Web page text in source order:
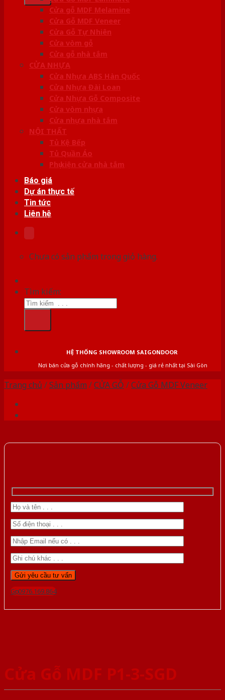
Cửa gỗ MDF Melamine
Cửa Gỗ MDF Veneer
Cửa Gỗ Tự Nhiên
Cửa vòm gỗ
Cửa gỗ nhà tắm
CỬA NHỰA
Cửa Nhựa ABS Hàn Quốc
Cửa Nhựa Đài Loan
Cửa Nhựa Gỗ Composite
Cửa vòm nhựa
Cửa nhựa nhà tắm
NỘI THẤT
Tủ Kệ Bếp
Tủ Quần Áo
Phụ kiện cửa nhà tắm
Báo giá
Dự án thực tế
Tin tức
Liên hệ
Chưa có sản phẩm trong giỏ hàng.
Tìm kiếm:
HỆ THỐNG SHOWROOM SAIGONDOOR
Nơi bán cửa gỗ chính hãng - chất lượng - giá rẻ nhất tại Sài Gòn
Trang chủ /Sản phẩm /CỬA GỖ /Cửa Gỗ MDF Veneer
Gọi 0976.169.864
Cửa Gỗ MDF P1-3-SGD